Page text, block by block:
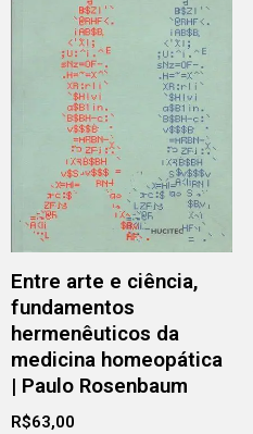
Entre arte e ciência,
fundamentos
hermenêuticos da
medicina homeopática
| Paulo Rosenbaum
R$63,00